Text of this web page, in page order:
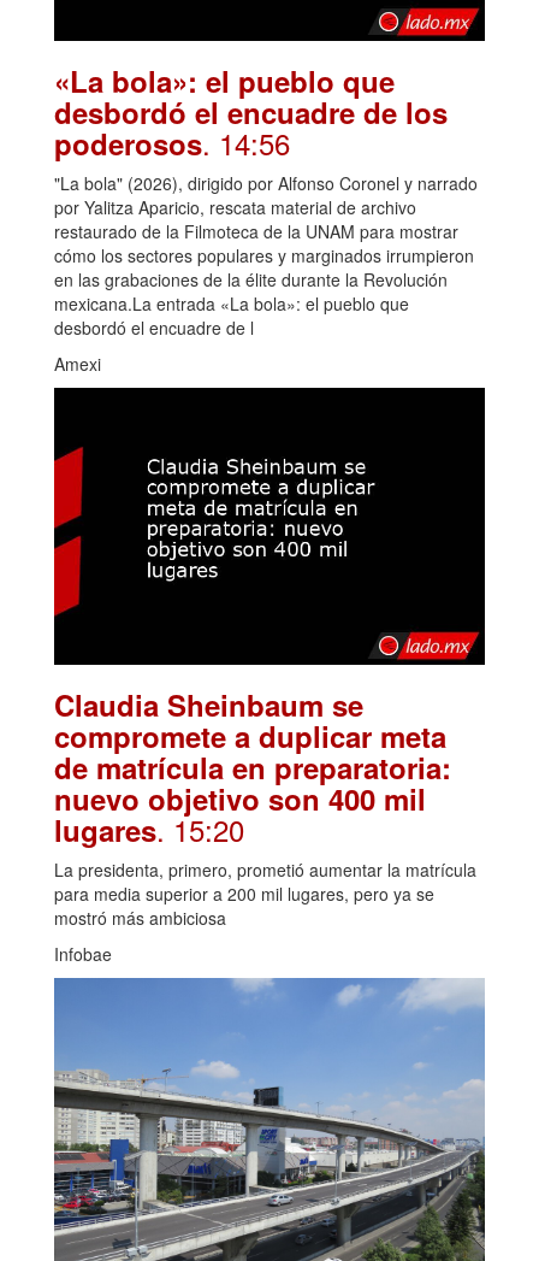
«La bola»: el pueblo que
desbordó el encuadre de los
poderosos. 14:56
"La bola" (2026), dirigido por Alfonso Coronel y narrado
por Yalitza Aparicio, rescata material de archivo
restaurado de la Filmoteca de la UNAM para mostrar
cómo los sectores populares y marginados irrumpieron
en las grabaciones de la élite durante la Revolución
mexicana.La entrada «La bola»: el pueblo que
desbordó el encuadre de l
Amexi
Claudia Sheinbaum se
compromete a duplicar meta
de matrícula en preparatoria:
nuevo objetivo son 400 mil
lugares. 15:20
La presidenta, primero, prometió aumentar la matrícula
para media superior a 200 mil lugares, pero ya se
mostró más ambiciosa
Infobae